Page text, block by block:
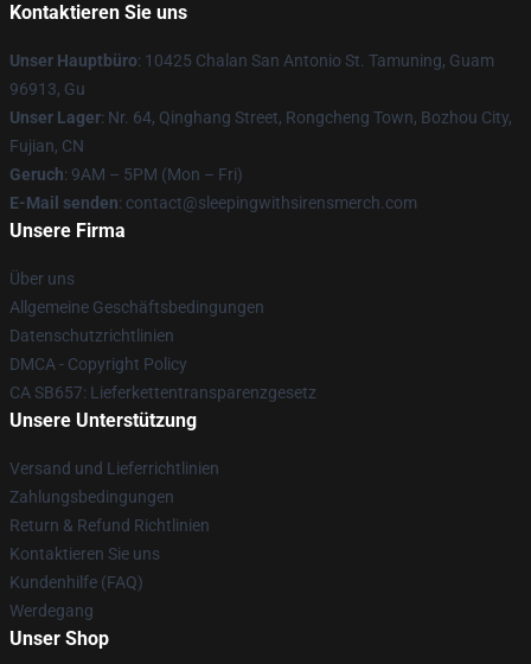
Kontaktieren Sie uns
Unser Hauptbüro: 10425 Chalan San Antonio St. Tamuning, Guam
96913, Gu
Unser Lager: Nr. 64, Qinghang Street, Rongcheng Town, Bozhou City,
Fujian, CN
Geruch: 9AM – 5PM (Mon – Fri)
E-Mail senden: contact@sleepingwithsirensmerch.com
Unsere Firma
Über uns
Allgemeine Geschäftsbedingungen
Datenschutzrichtlinien
DMCA - Copyright Policy
CA SB657: Lieferkettentransparenzgesetz
Unsere Unterstützung
Versand und Lieferrichtlinien
Zahlungsbedingungen
Return & Refund Richtlinien
Kontaktieren Sie uns
Kundenhilfe (FAQ)
Werdegang
Unser Shop